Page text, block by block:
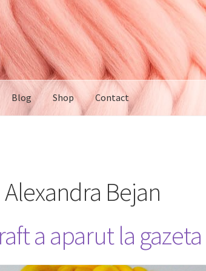
Blog Shop Contact
Alexandra Bejan
a aparut la gazeta